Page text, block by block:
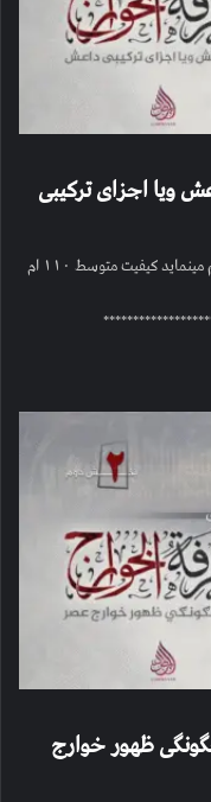
ویا اجزای ترکیبی
بسم الله الرحمن الرحیم ادارۀ نشراتی المرصاد تقدیم مینماید کیفیت متوسط ۱۱۰ ام
ظهور خوارج